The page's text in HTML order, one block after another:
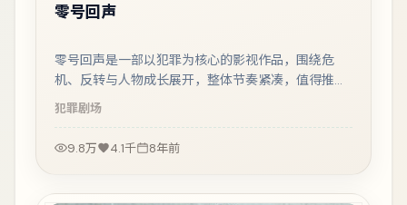
零号回声
零号回声是一部以犯罪为核心的影视作品，围绕危
机、反转与人物成长展开，整体节奏紧凑，值得推荐
观看。
犯罪剧场
9.8万 4.1千 8年前